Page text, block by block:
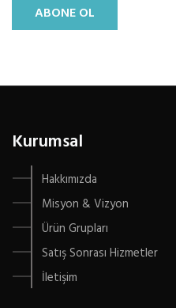
ABONE OL
Kurumsal
Hakkımızda
Misyon & Vizyon
Ürün Grupları
Satış Sonrası Hizmetler
İletişim